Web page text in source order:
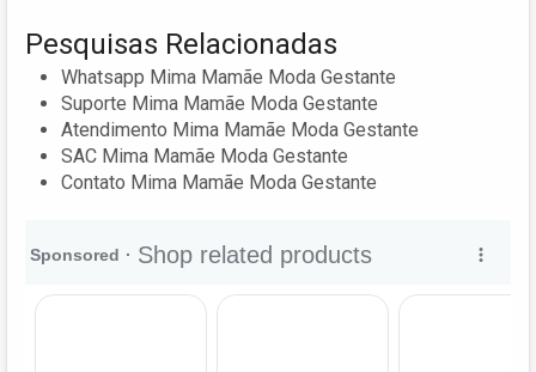
Pesquisas Relacionadas
Whatsapp Mima Mamãe Moda Gestante
Suporte Mima Mamãe Moda Gestante
Atendimento Mima Mamãe Moda Gestante
SAC Mima Mamãe Moda Gestante
Contato Mima Mamãe Moda Gestante